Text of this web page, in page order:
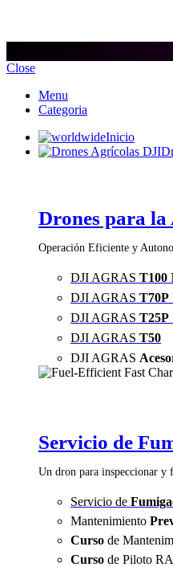
Close
Menu
Categoria
Inicio
Drones para
Operación Eficiente y
DJI AGRAS T100
DJI AGRAS T70P
DJI AGRAS T25P
DJI AGRAS T50
DJI AGRAS
Servicio de
Un dron para inspeccionar y
Servicio de
Mantenimiento
Curso de
Curso de Piloto